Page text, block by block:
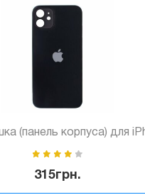
(панель корпуса) для
315грн.